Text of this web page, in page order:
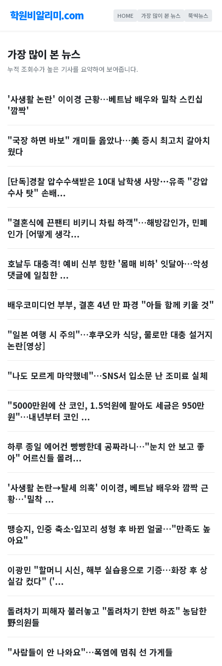
학원비알리미.com HOME 가장 많이 본 뉴스 뚝딱뉴스
가장 많이 본 뉴스
누적 조회수가 높은 기사를 요약하여 보여줍니다.
'사생활 논란' 이이경 근황…베트남 배우와 밀착 스킨십
'깜짝'
"국장 하면 바보" 개미들 옳았나…美 증시 최고치 갈아치
웠다
[단독]경찰 압수수색받은 10대 남학생 사망···유족 "강압
수사 탓" 손배...
"결혼식에 끈팬티 비키니 차림 하객"…해방감인가, 민폐
인가 [어떻게 생각...
호날두 대충격! 예비 신부 향한 '몸매 비하' 잇달아…악성
댓글에 일침한 ...
배우코미디언 부부, 결혼 4년 만 파경 "아들 함께 키울 것"
"일본 여행 시 주의"…후쿠오카 식당, 물로만 대충 설거지
논란[영상]
"나도 모르게 마약했네"…SNS서 입소문 난 조미료 실체
"5000만원에 산 코인, 1.5억원에 팔아도 세금은 950만
원"…내년부터 코인 ...
하루 종일 에어컨 빵빵한데 공짜라니…"눈치 안 보고 좋
아" 어르신들 몰려...
'사생활 논란→탈세 의혹' 이이경, 베트남 배우와 깜짝 근
황…'밀착 ...
맹승지, 인중 축소·입꼬리 성형 후 바뀐 얼굴…"만족도 높
아요"
이광민 "할머니 시신, 해부 실습용으로 기증…화장 후 상
실감 컸다" ('...
돌려차기 피해자 불러놓고 "돌려차기 한번 하죠" 농담한
野의원들
"사람들이 안 나와요"…폭염에 멈춰 선 가게들